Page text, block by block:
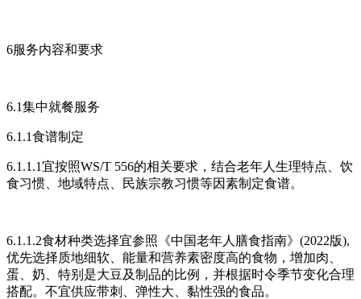
6服务内容和要求
6.1集中就餐服务
6.1.1食谱制定
6.1.1.1宜按照WS/T 556的相关要求，结合老年人生理特点、饮
食习惯、地域特点、民族宗教习惯等因素制定食谱。
6.1.1.2食材种类选择宜参照《中国老年人膳食指南》(2022版),
优先选择质地细软、能量和营养素密度高的食物，增加肉、
蛋、奶、特别是大豆及制品的比例，并根据时令季节变化合理
搭配。不宜供应带刺、弹性大、黏性强的食品。